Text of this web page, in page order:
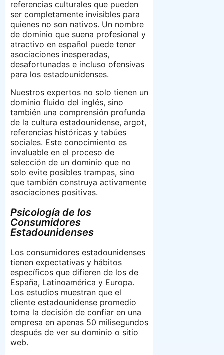
referencias culturales que pueden
ser completamente invisibles para
quienes no son nativos. Un nombre
de dominio que suena profesional y
atractivo en español puede tener
asociaciones inesperadas,
desafortunadas e incluso ofensivas
para los estadounidenses.
Nuestros expertos no solo tienen un
dominio fluido del inglés, sino
también una comprensión profunda
de la cultura estadounidense, argot,
referencias históricas y tabúes
sociales. Este conocimiento es
invaluable en el proceso de
selección de un dominio que no
solo evite posibles trampas, sino
que también construya activamente
asociaciones positivas.
Psicología de los
Consumidores
Estadounidenses
Los consumidores estadounidenses
tienen expectativas y hábitos
específicos que difieren de los de
España, Latinoamérica y Europa.
Los estudios muestran que el
cliente estadounidense promedio
toma la decisión de confiar en una
empresa en apenas 50 milisegundos
después de ver su dominio o sitio
web.